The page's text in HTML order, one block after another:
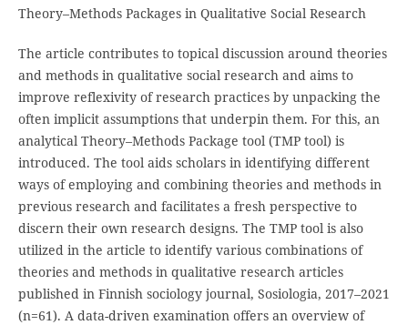
Theory–Methods Packages in Qualitative Social Research
The article contributes to topical discussion around theories
and methods in qualitative social research and aims to
improve ref­lexivity of re­search practices by unpacking the
often implicit­ assumptions that underpin them. For this, an
analyti­cal Theory–Methods Package tool (TMP tool) is
introduced. The tool aids scholars in identifying different
ways of employing and com­bining theorie­s and methods in
previous re­search and facili­tates a fresh perspective to
discern their own research designs. The TMP tool is also
utilized­ in the article to identify various combinations of
theories and methods in qualitative research articles
published in Finnish sociology journal, Sosiologia, 2017–2021
(n=61). A data-driven examination offers an overview of